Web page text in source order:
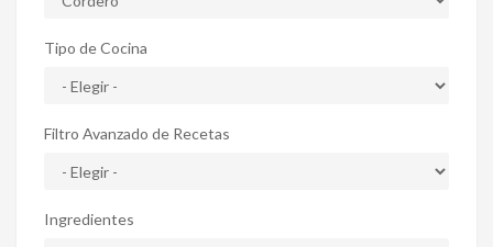
Tipo de Cocina
Filtro Avanzado de Recetas
Ingredientes